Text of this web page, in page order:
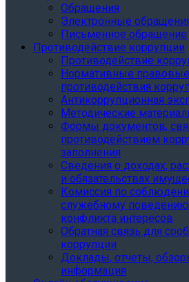
Обращения
Электронные
Письменное обращение
Противодействие коррупции
Противодействие
Нормативные
противодействия
Антикоррупционная
Методические
Формы документов,
противодействием
заполнения
Сведения о доходах,
и обязательствах
Комиссия по
служебному
конфликта интересов
Обратная связь для
коррупции
Доклады, отчеты,
информация